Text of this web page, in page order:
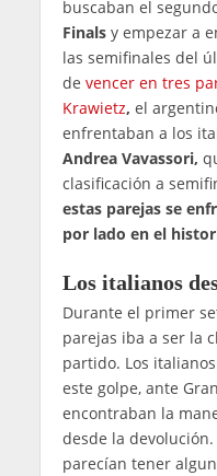
buscaban el
Finalsy empezar a
las semifinales del
de vencer en tres
Krawietz, el
enfrentaban a los
Andrea Vavassori,
clasificación a
estas parejas se
por lado en el
Los italianos
Durante el primer
parejas iba a ser la
partido. Los
este golpe, ante
encontraban la
desde la
parecían tener